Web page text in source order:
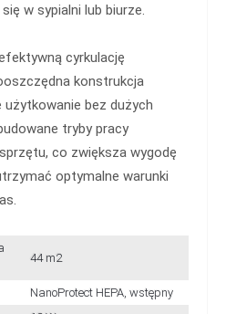
w sypialni lub biurze.
cyrkulację
konstrukcja
użytkowanie bez dużych
tryby pracy
co zwiększa wygodę
optymalne warunki
44 m2
NanoProtect HEPA, wstępny